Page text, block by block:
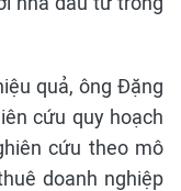
quả, ông Đặng
cứu quy hoạch
cứu theo mô
doanh nghiệp